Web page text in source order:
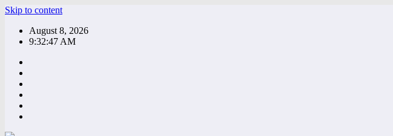
Skip to content
August 8, 2026
9:32:48 AM